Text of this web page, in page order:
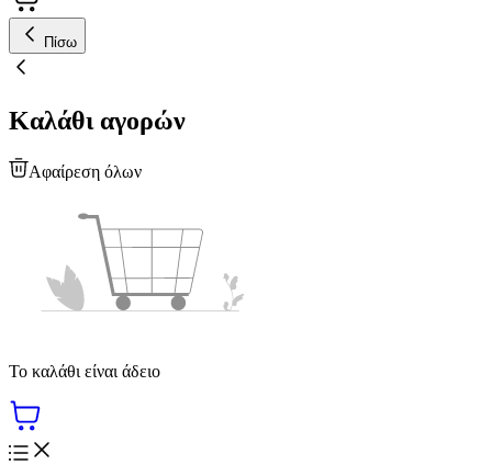
Πίσω
Καλάθι αγορών
Αφαίρεση όλων
Το καλάθι είναι άδειο